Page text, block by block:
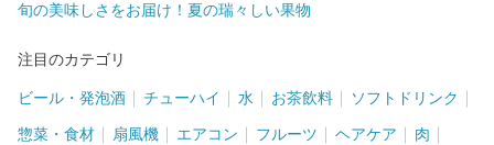
旬の美味しさをお届け！夏の瑞々しい果物
注目のカテゴリ
ビール・発泡酒 チューハイ 水 お茶飲料 ソフトドリンク
惣菜・食材 扇風機 エアコン フルーツ ヘアケア 肉